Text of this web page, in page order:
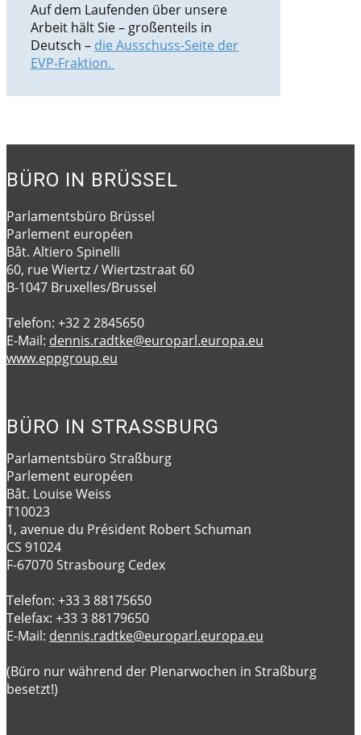
Auf dem Laufenden über unsere
Arbeit hält Sie – großenteils in
Deutsch – die Ausschuss-Seite der
EVP-Fraktion.
BÜRO IN BRÜSSEL
Parlamentsbüro Brüssel
Parlement européen
Bât. Altiero Spinelli
60, rue Wiertz / Wiertzstraat 60
B-1047 Bruxelles/Brussel
Telefon: +32 2 2845650
E-Mail: dennis.radtke@europarl.europa.eu
www.eppgroup.eu
BÜRO IN STRASSBURG
Parlamentsbüro Straßburg
Parlement européen
Bât. Louise Weiss
T10023
1, avenue du Président Robert Schuman
CS 91024
F-67070 Strasbourg Cedex
Telefon: +33 3 88175650
Telefax: +33 3 88179650
E-Mail: dennis.radtke@europarl.europa.eu
(Büro nur während der Plenarwochen in Straßburg
besetzt!)